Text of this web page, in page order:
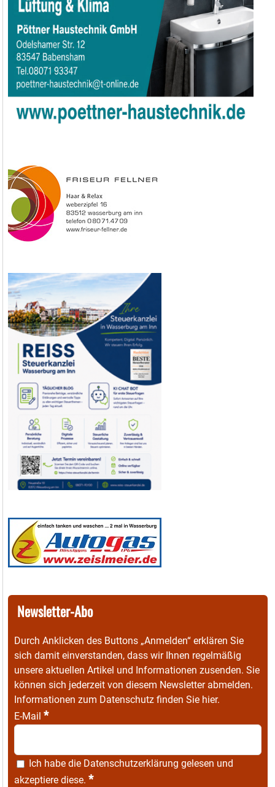
Newsletter-Abo
Durch Anklicken des Buttons „Anmelden“ erklären Sie
sich damit einverstanden, dass wir Ihnen regelmäßig
unsere aktuellen Artikel und Informationen zusenden. Sie
können sich jederzeit von diesem Newsletter abmelden.
Informationen zum Datenschutz finden Sie hier.
E-Mail *
Ich habe die Datenschutzerklärung gelesen und
akzeptiere diese. *